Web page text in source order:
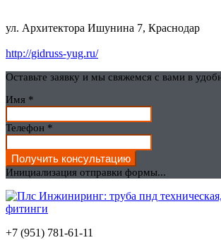
ул. Архитектора Ишунина 7, Краснодар
http://gidruss-yug.ru/
Оставьте заявку и мы свяжемся с вами в
Имя *
Телефон *
Получить консультацию
Инициализация отправки формы...
+7 (951) 781-61-11